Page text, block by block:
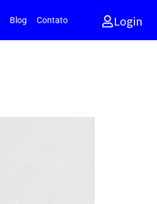
Blog Contato Login